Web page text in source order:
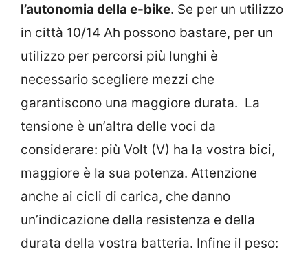
l’autonomia della e-bike. Se per un utilizzo
in città 10/14 Ah possono bastare, per un
utilizzo per percorsi più lunghi è
necessario scegliere mezzi che
garantiscono una maggiore durata. La
tensione è un’altra delle voci da
considerare: più Volt (V) ha la vostra bici,
maggiore è la sua potenza. Attenzione
anche ai cicli di carica, che danno
un’indicazione della resistenza e della
durata della vostra batteria. Infine il peso: